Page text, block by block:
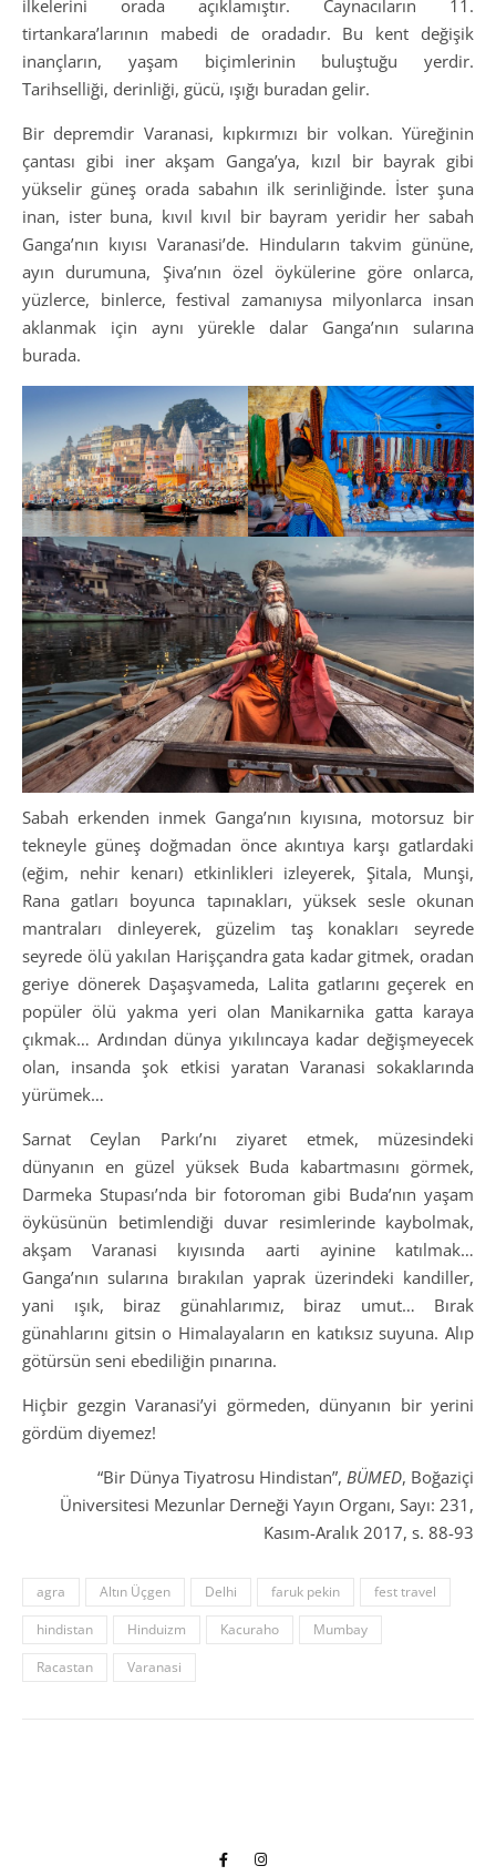
ilkelerini orada açıklamıştır. Caynacıların 11.
tirtankara’larının mabedi de oradadır. Bu kent değişik
inançların, yaşam biçimlerinin buluştuğu yerdir.
Tarihselliği, derinliği, gücü, ışığı buradan gelir.
Bir depremdir Varanasi, kıpkırmızı bir volkan. Yüreğinin
çantası gibi iner akşam Ganga’ya, kızıl bir bayrak gibi
yükselir güneş orada sabahın ilk serinliğinde. İster şuna
inan, ister buna, kıvıl kıvıl bir bayram yeridir her sabah
Ganga’nın kıyısı Varanasi’de. Hinduların takvim gününe,
ayın durumuna, Şiva’nın özel öykülerine göre onlarca,
yüzlerce, binlerce, festival zamanıysa milyonlarca insan
aklanmak için aynı yürekle dalar Ganga’nın sularına
burada.
Sabah erkenden inmek Ganga’nın kıyısına, motorsuz bir
tekneyle güneş doğmadan önce akıntıya karşı gatlardaki
(eğim, nehir kenarı) etkinlikleri izleyerek, Şitala, Munşi,
Rana gatları boyunca tapınakları, yüksek sesle okunan
mantraları dinleyerek, güzelim taş konakları seyrede
seyrede ölü yakılan Harişçandra gata kadar gitmek, oradan
geriye dönerek Daşaşvameda, Lalita gatlarını geçerek en
popüler ölü yakma yeri olan Manikarnika gatta karaya
çıkmak… Ardından dünya yıkılıncaya kadar değişmeyecek
olan, insanda şok etkisi yaratan Varanasi sokaklarında
yürümek…
Sarnat Ceylan Parkı’nı ziyaret etmek, müzesindeki
dünyanın en güzel yüksek Buda kabartmasını görmek,
Darmeka Stupası’nda bir fotoroman gibi Buda’nın yaşam
öyküsünün betimlendiği duvar resimlerinde kaybolmak,
akşam Varanasi kıyısında aarti ayinine katılmak…
Ganga’nın sularına bırakılan yaprak üzerindeki kandiller,
yani ışık, biraz günahlarımız, biraz umut… Bırak
günahlarını gitsin o Himalayaların en katıksız suyuna. Alıp
götürsün seni ebediliğin pınarına.
Hiçbir gezgin Varanasi’yi görmeden, dünyanın bir yerini
gördüm diyemez!
“Bir Dünya Tiyatrosu Hindistan”, BÜMED, Boğaziçi
Üniversitesi Mezunlar Derneği Yayın Organı, Sayı: 231,
Kasım-Aralık 2017, s. 88-93
agra Altın Üçgen Delhi faruk pekin
fest travel
hindistan
Hinduizm Kacuraho
Mumbay
Racastan
Varanasi